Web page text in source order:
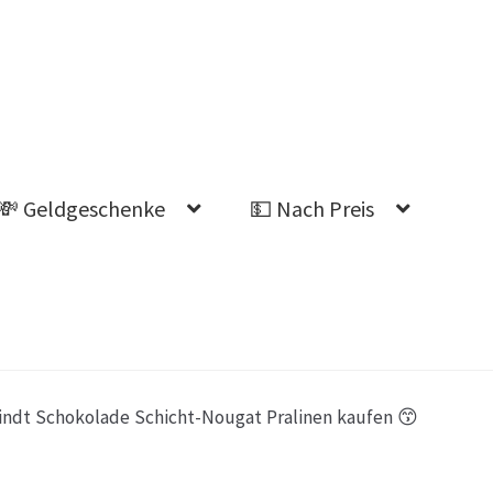
Geldgeschenke 💵 Nach Preis
welches Geschenk?
Schokolade Schicht-Nougat Pralinen kaufen 😙